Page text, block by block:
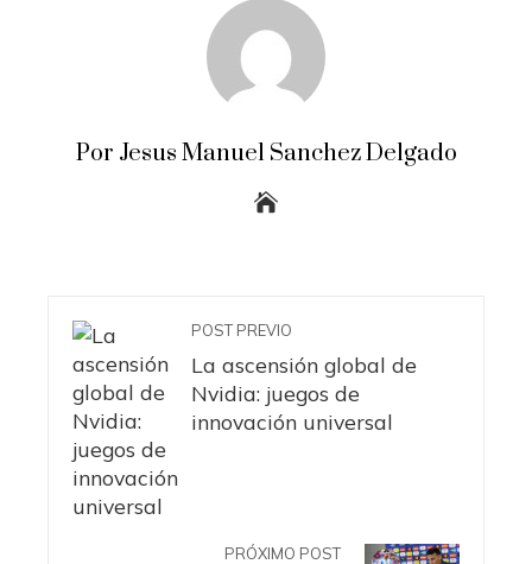
Por Jesus Manuel Sanchez Delgado
POST PREVIO
La ascensión global de
Nvidia: juegos de
innovación universal
PRÓXIMO POST